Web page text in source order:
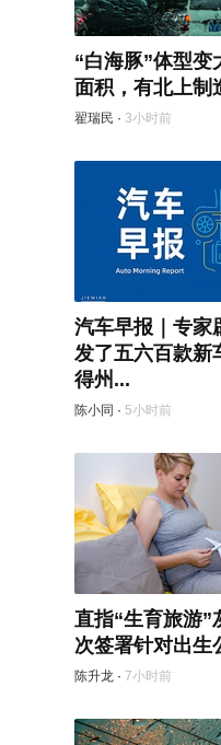
“白海豚”体型变
面积，有北上制
翟瑞民 · 3小时前
汽车早报｜专家
发了五六百款新
得州...
陈小同 · 5小时前
直指“生育旅游”
次签署针对出生
陈升龙 · 7小时前